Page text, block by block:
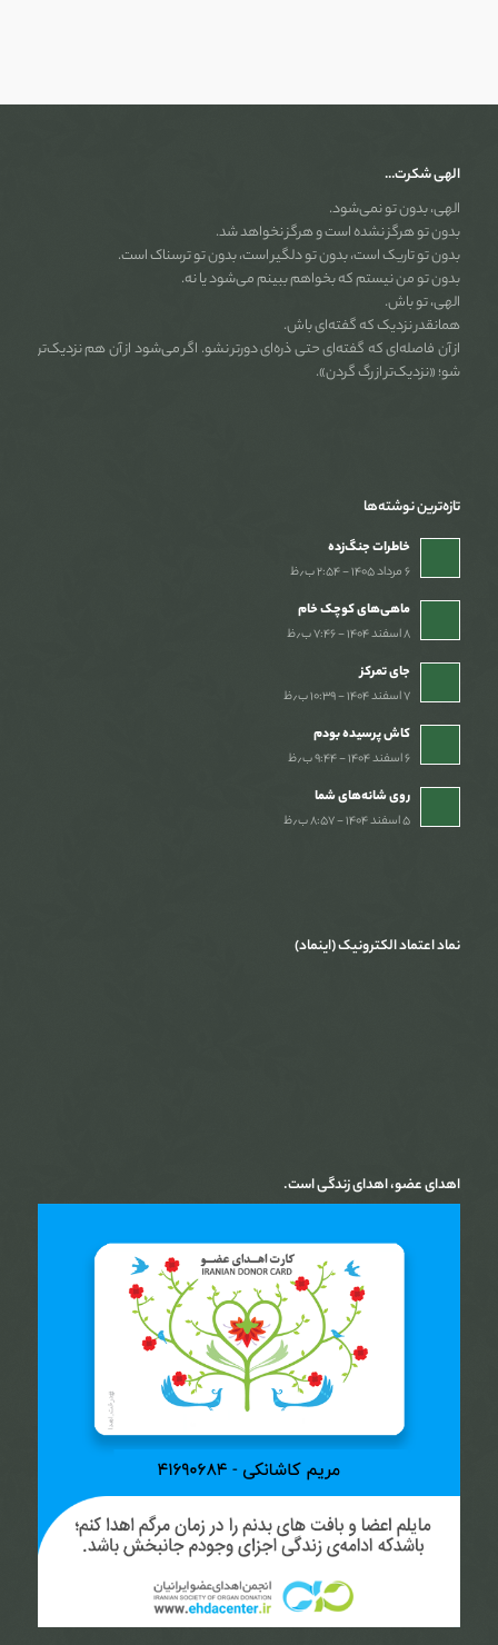
الهی شکرت…
الهی، بدون تو نمی‌شود.
بدون تو هرگز نشده است و هرگز نخواهد شد.
بدون تو تاریک است، بدون تو دلگیر است، بدون تو ترسناک است.
بدون تو من نیستم که بخواهم ببینم می‌شود یا نه.
الهی، تو باش.
همانقدر نزدیک که گفته‌ای باش.
از آن فاصله‌ای که گفته‌ای حتی ذره‌ای دورتر نشو. اگر می‌شود از آن هم نزدیک‌تر
شو؛ «نزدیک‌تر از رگ گردن».
تازه‌ترین نوشته‌ها
خاطرات جنگ‌‌زده
۶ مرداد ۱۴۰۵ - ۲:۵۴ ب٫ظ
ماهی‌های کوچک خام
۸ اسفند ۱۴۰۴ - ۷:۴۶ ب٫ظ
جای تمرکز
۷ اسفند ۱۴۰۴ - ۱۰:۳۹ ب٫ظ
کاش پرسیده بودم
۶ اسفند ۱۴۰۴ - ۹:۴۴ ب٫ظ
روی شانه‌های شما
۵ اسفند ۱۴۰۴ - ۸:۵۷ ب٫ظ
نماد اعتماد الکترونیک (اینماد)
اهدای عضو، اهدای زندگی است.